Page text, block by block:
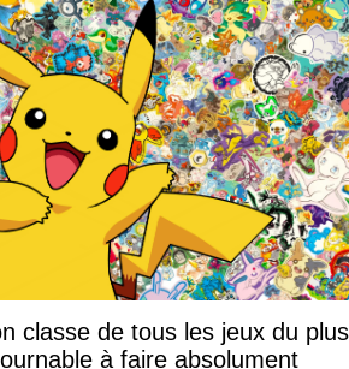
classe de tous les jeux du plus
à faire absolument